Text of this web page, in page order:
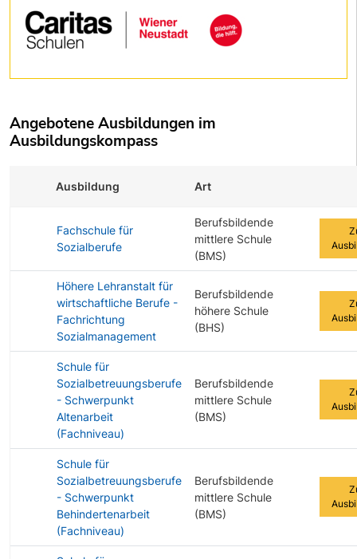
Angebotene Ausbildungen im
Ausbildungskompass
Ausbildung Art
Fachschule für
Sozialberufe
Berufsbildende
mittlere Schule
(BMS)
Höhere Lehranstalt für
wirtschaftliche Berufe -
Fachrichtung
Sozialmanagement
Berufsbildende
höhere Schule
(BHS)
Schule für
Sozialbetreuungsberufe
- Schwerpunkt
Altenarbeit
(Fachniveau)
Berufsbildende
mittlere Schule
(BMS)
Schule für
Sozialbetreuungsberufe
- Schwerpunkt
Behindertenarbeit
(Fachniveau)
Berufsbildende
mittlere Schule
(BMS)